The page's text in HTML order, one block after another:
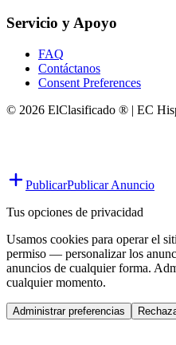
Servicio y Apoyo
FAQ
Contáctanos
Consent Preferences
© 2026 ElClasificado ® | EC
PublicarPublicar Anuncio
Tus opciones de privacidad
Usamos cookies para operar el
permiso — personalizar los
anuncios de cualquier forma.
cualquier momento.
Administrar preferencias